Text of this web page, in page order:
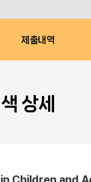
제출내역
상세